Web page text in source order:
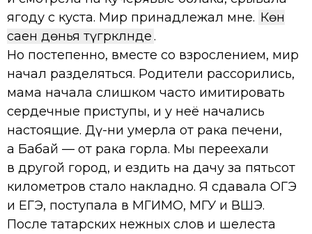
ягоду с куста. Мир принадлежал мне. Көн
саен дөнья түгәрәкләнде.
Но постепенно, вместе со взрослением, мир
начал разделяться. Родители рассорились,
мама начала слишком часто имитировать
сердечные приступы, и у неё начались
настоящие. Дәү-әни умерла от рака печени,
а Бабай — от рака горла. Мы переехали
в другой город, и ездить на дачу за пятьсот
километров стало накладно. Я сдавала ОГЭ
и ЕГЭ, поступала в МГИМО, МГУ и ВШЭ.
После татарских нежных слов и шелеста